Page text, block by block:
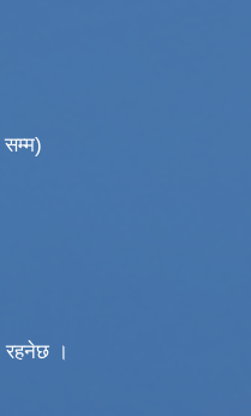
रहनेछ ।